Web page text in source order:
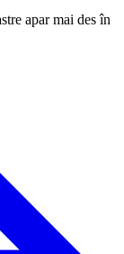
apar mai des în